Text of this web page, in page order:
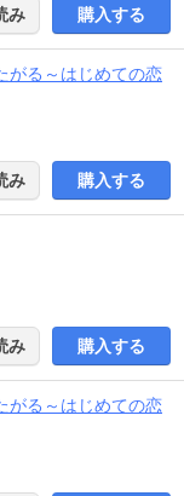
み 購入する
がる～はじめての恋
み 購入する
み 購入する
がる～はじめての恋